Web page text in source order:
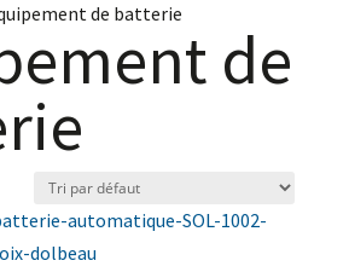
de batterie
de